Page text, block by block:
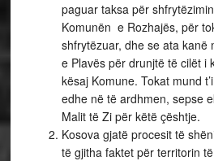
paguar taksa për
Komunën e Rozhajës, për
shfrytëzuar, dhe se ata kanë
e Plavës për drunjtë të cilët i
kësaj Komune. Tokat mund
edhe në të ardhmen, sepse
Malit të Zi për këtë çështje.
Kosova gjatë procesit të
të gjitha faktet për territorin